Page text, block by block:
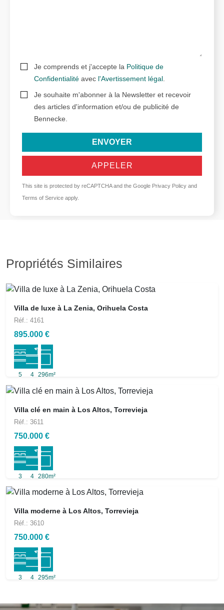
Je comprends et j'accepte la Politique de
Confidentialité avec l'Avertissement légal
Je souhaite m'abonner à la Newsletter et recevoir
des articles d'information et/ou de publicité de
Bennecke.
ENVOYER
APPELER
This site is protected by reCAPTCHA and the Google Privacy Policy and
Terms of Service apply.
Propriétés Similaires
Villa de luxe à La Zenia, Orihuela Costa
Réf.: 4161
895.000 €
5 4 296m²
Villa clé en main à Los Altos, Torrevieja
Réf.: 3611
750.000 €
3 4 280m²
Villa moderne à Los Altos, Torrevieja
Réf.: 3610
750.000 €
3 4 295m²